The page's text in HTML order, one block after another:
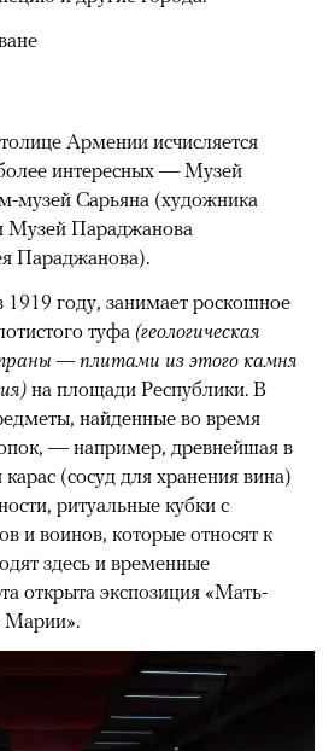
Армении исчисляется
интересных — Музей
музей Сарьяна (художника
Музей Параджанова
Параджанова).
году, занимает роскошное
туфа (геологическая
— плитами из этого камня
на площади Республики. В
найденные во время
— например, древнейшая в
(сосуд для хранения вина)
ритуальные кубки с
и воинов, которые относят к
здесь и временные
открыта экспозиция «Мать-
Марии».